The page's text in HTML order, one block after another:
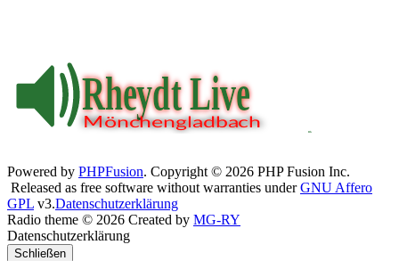
Powered by PHPFusion. Copyright © 2026 PHP Fusion Inc.
Released as free software without warranties underGNU Affero
GPL v3.Datenschutzerklärung
Radio theme © 2026 Created by MG-RY
Datenschutzerklärung
Schließen